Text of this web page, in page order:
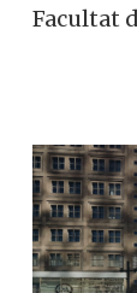
Facultat